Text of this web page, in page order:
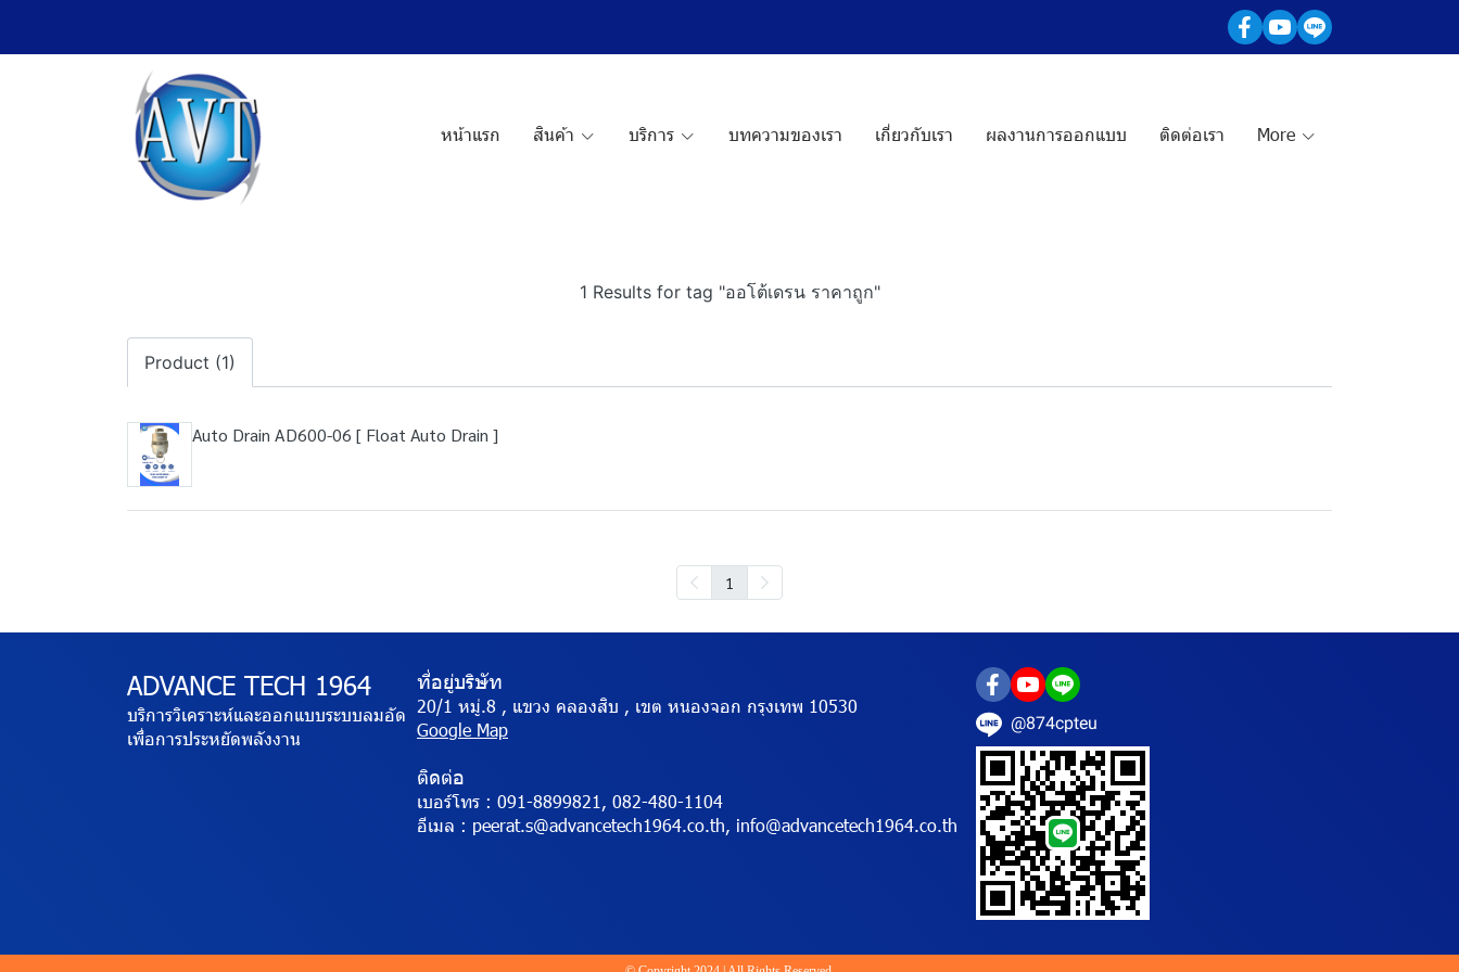
หน้าแรก สินค้า บริการ บทความของเรา เกี่ยวกับเรา ผลงานการออกแบบ ติดต่อเรา More
1 Results for tag "ออโต้เดรน ราคาถูก"
Product (1)
Auto Drain AD600-06 [ Float Auto Drain ]
1
ADVANCE TECH 1964
บริการวิเคราะห์และออกแบบระบบลมอัด
เพื่อการประหยัดพลังงาน
ที่อยู่บริษัท
20/1 หมู่.8 , แขวง คลองสิบ , เขต หนองจอก กรุงเทพ 10530
Google Map
ติดต่อ
เบอร์โทร : 091-8899821, 082-480-1104
อีเมล : peerat.s@advancetech1964.co.th, info@advancetech1964.co.th
@874cpteu